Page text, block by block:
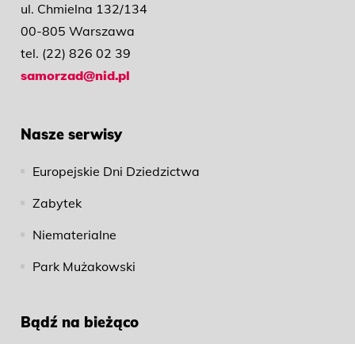
ul. Chmielna 132/134
00-805 Warszawa
tel. (22) 826 02 39
samorzad@nid.pl
Nasze serwisy
Europejskie Dni Dziedzictwa
Zabytek
Niematerialne
Park Mużakowski
Bądź na bieżąco